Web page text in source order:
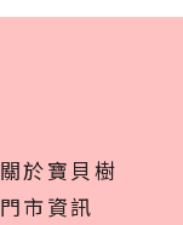
關於寶貝樹
門市資訊